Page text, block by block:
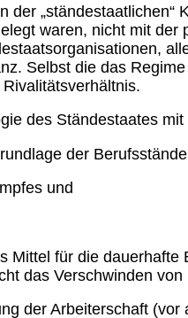
der
waren, nicht mit
Selbst die das
des Ständestaates
der
und
Mittel für die
das Verschwinden
der Arbeiterschaft